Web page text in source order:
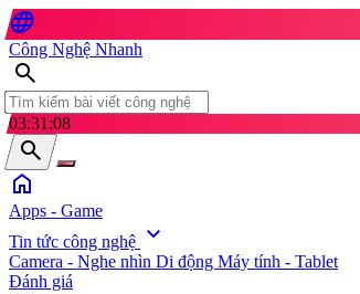
language
Công Nghệ Nhanh
search
03:31:10
search
home
Apps - Game
Tin tức công nghệ expand_more
Camera - Nghe nhìn Di động Máy tính - Tablet
Đánh giá